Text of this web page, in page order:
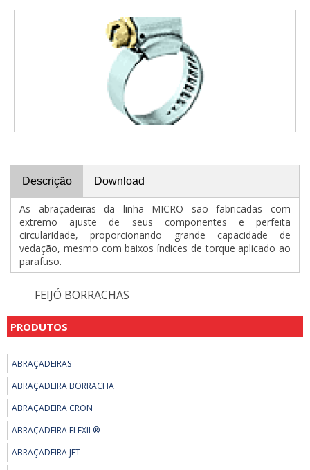
Descrição Download
As abraçadeiras da linha MICRO são fabricadas com
extremo ajuste de seus componentes e perfeita
circularidade, proporcionando grande capacidade de
vedação, mesmo com baixos índices de torque aplicado ao
parafuso.
FEIJÓ BORRACHAS
PRODUTOS
ABRAÇADEIRAS
ABRAÇADEIRA BORRACHA
ABRAÇADEIRA CRON
ABRAÇADEIRA FLEXIL®
ABRAÇADEIRA JET